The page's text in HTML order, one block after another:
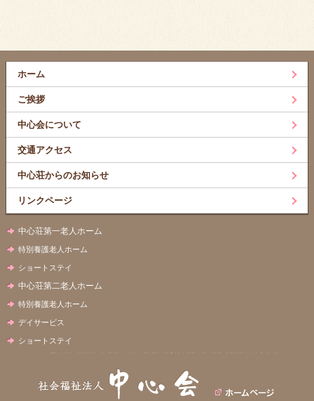
ホーム
ご挨拶
中心会について
交通アクセス
中心荘からのお知らせ
リンクページ
中心荘第一老人ホーム
特別養護老人ホーム
ショートステイ
中心荘第二老人ホーム
特別養護老人ホーム
デイサービス
ショートステイ